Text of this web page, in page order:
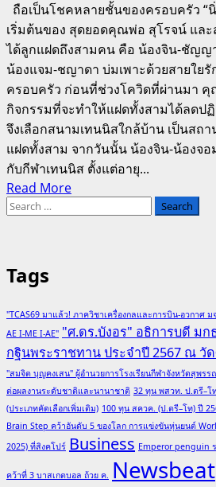
ถือเป็นโชคหลายชั้นของครอบครัว “
เริ่มต้นของ สุดยอดคุณพ่อ สุโรจน์ แล
ได้ลูกแฝดถึงสามคน คือ น้องจิน-ชัญญ
น้องแจม-ชญาดา บ่มเพาะด้วยสายใย
ครอบครัว ก่อนที่ช่วงโควิดที่ผ่านมา คุ
กิจกรรมที่จะทำให้แฝดทั้งสามได้ลดป
จึงเลือกสนามเทนนิสใกล้บ้าน เป็นสถ
แฝดทั้งสาม จากวันนั้น น้องจิน-น้องจอ
กับกีฬาเทนนิส ตั้งแต่อายุ...
Read MoreRead
ความ
อบอุ่น
สร้าง
แฝด
3
บน
เส้น
ทาง
เทนนิส
Search
Tags
"TCAS69 มาแล้ว! ภาควิชาเครื่องกลและการบิน-อวกาศ
AE I-ME I-AE" "ศ.ดร.บังอร" อธิการบดี มก
กฐินพระราชทาน ประจำปี 2567 ณ วั
"สมจิต บุญคงเสน" ผู้อำนวยการโรงเรียนกีฬาจังหวัดสุพร
ต่อผลงานระดับชาติและนานาชาติ 32 ทุน พสวท. ป.ตรี–โ
(ประเภทคัดเลือกเพิ่มเติม) 100 ทุน สควค. (ป.ตรี–โท) ปี
Brain Step คว้าอันดับ 5 ของโลก การแข่งขันหุ่นยนต์
2025) ที่สิงคโปร์ Business Emperor penguin
คว้าที่ 3 บาสเกตบอล ถ้วย ค. Newsbeat